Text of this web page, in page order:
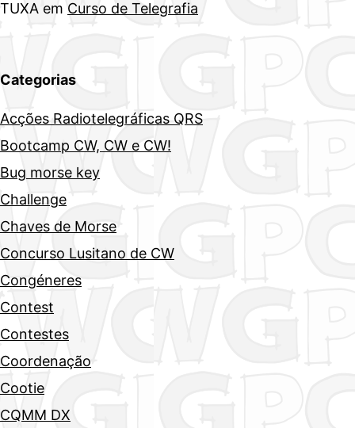
TUXA em Curso de Telegrafia
Categorias
Acções Radiotelegráficas QRS
Bootcamp CW, CW e CW!
Bug morse key
Challenge
Chaves de Morse
Concurso Lusitano de CW
Congéneres
Contest
Contestes
Coordenação
Cootie
CQMM DX